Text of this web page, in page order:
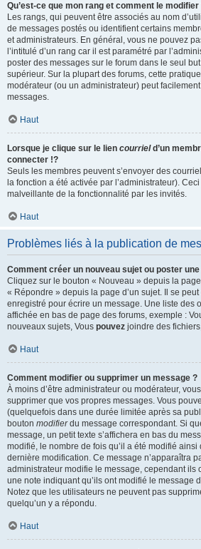
Qu’est-ce que mon rang et comment le modifier
Les rangs, qui peuvent être associés au nom
de messages postés ou identifient certains
et administrateurs. En général, vous ne pouvez
l’intitulé d’un rang car il est paramétré par
poster des messages sur le forum dans le seul
supérieur. Sur la plupart des forums, cette
modérateur (ou un administrateur) peut
messages.
Haut
Lorsque je clique sur le lien courrield’un
connecter !?
Seuls les membres peuvent s’envoyer des
la fonction a été activée par l’administrateur).
malveillante de la fonctionnalité par les invités.
Haut
Problèmes liés à la publication de
Comment créer un nouveau sujet ou poster
Cliquez sur le bouton « Nouveau » depuis la page
« Répondre » depuis la page d’un sujet. Il se
enregistré pour écrire un message. Une liste des
affichée en bas de page des forums, exemple :
nouveaux sujets, Vous pouvez joindre des
Haut
Comment modifier ou supprimer un message ?
À moins d’être administrateur ou modérateur,
supprimer que vos propres messages. Vous
(quelquefois dans une durée limitée après sa
bouton modifierdu message correspondant. Si
message, un petit texte s’affichera en bas du
modifié, le nombre de fois qu’il a été modifié ainsi
dernière modification. Ce message n’apparaîtra
administrateur modifie le message, cependant ils
une note indiquant qu’ils ont modifié le message
Notez que les utilisateurs ne peuvent pas
quelqu’un y a répondu.
Haut